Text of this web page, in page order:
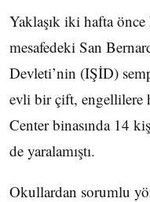
Yaklaşık iki hafta
mesafedeki San
Devleti’nin (IŞİD)
evli bir çift, engellilere
Center binasında 14
de yaralamıştı.
Okullardan sorumlu